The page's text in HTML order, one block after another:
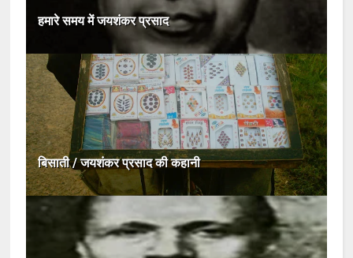
हमारे समय में जयशंकर प्रसाद
बिसाती / जयशंकर प्रसाद की कहानी